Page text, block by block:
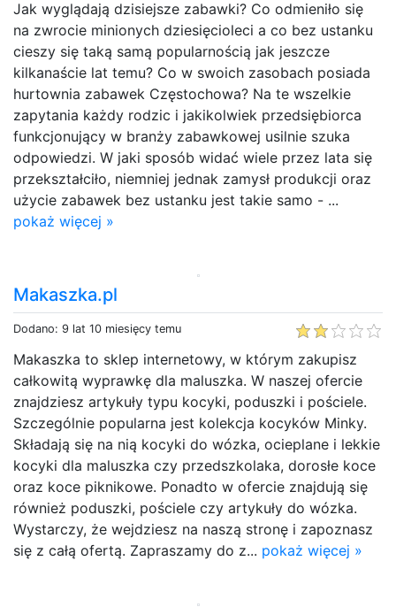
Jak wyglądają dzisiejsze zabawki? Co odmieniło się
na zwrocie minionych dziesięcioleci a co bez ustanku
cieszy się taką samą popularnością jak jeszcze
kilkanaście lat temu? Co w swoich zasobach posiada
hurtownia zabawek Częstochowa? Na te wszelkie
zapytania każdy rodzic i jakikolwiek przedsiębiorca
funkcjonujący w branży zabawkowej usilnie szuka
odpowiedzi. W jaki sposób widać wiele przez lata się
przekształciło, niemniej jednak zamysł produkcji oraz
użycie zabawek bez ustanku jest takie samo - ...
pokaż więcej »
Makaszka.pl
Dodano: 9 lat 10 miesięcy temu
Makaszka to sklep internetowy, w którym zakupisz
całkowitą wyprawkę dla maluszka. W naszej ofercie
znajdziesz artykuły typu kocyki, poduszki i pościele.
Szczególnie popularna jest kolekcja kocyków Minky.
Składają się na nią kocyki do wózka, ocieplane i lekkie
kocyki dla maluszka czy przedszkolaka, dorosłe koce
oraz koce piknikowe. Ponadto w ofercie znajdują się
również poduszki, pościele czy artykuły do wózka.
Wystarczy, że wejdziesz na naszą stronę i zapoznasz
się z całą ofertą. Zapraszamy do z... pokaż więcej »